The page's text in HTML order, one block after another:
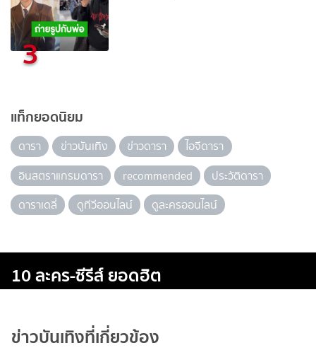
3
แท็กยอดนิยม
ดารา ข่าวบันเทิง ข่าวดารา
ไอจีดารา
อินสตราแกรมดารา
recommended
ประวัติดารา
ดาราเดลี่
ดูทีวีออนไลน์ ดูละครออนไลน์
10 ละคร-ซีรีส์ ยอดฮิต
ข่าวบันเทิงที่เกี่ยวข้อง